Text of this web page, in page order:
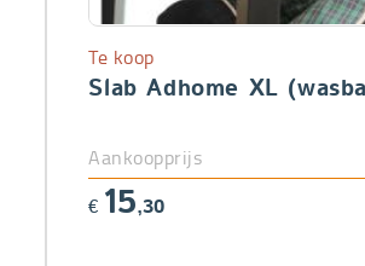
Slab Adhome XL
Te koop
Aankoopprijs
€ 15,30